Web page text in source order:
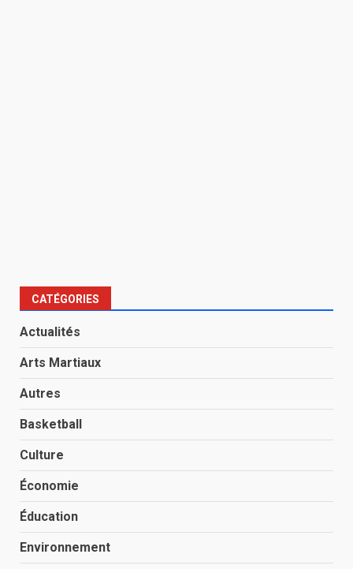
CATÉGORIES
Actualités
Arts Martiaux
Autres
Basketball
Culture
Économie
Éducation
Environnement